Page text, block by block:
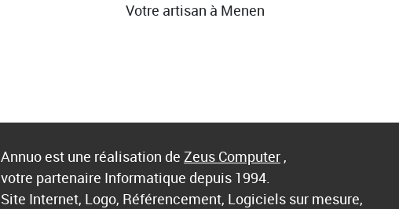
Votre artisan à Menen
Annuo est une réalisation de Zeus Computer ,
votre partenaire Informatique depuis 1994.
Site Internet, Logo, Référencement, Logiciels sur mesure,